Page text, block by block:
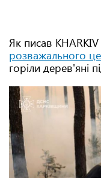
Як писав KHARKIV
розважального
горіли дерев'яні